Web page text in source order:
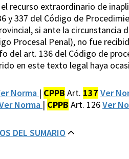
recurso extraordinario de
y 337 del Código de
si ante la circunstancia
Procesal Penal), no fue
del art. 136 del Código de
en este texto legal haya
Norma | CPPB Art. 137 Ver
Norma | CPPB Art. 126Ver
DEL SUMARIO